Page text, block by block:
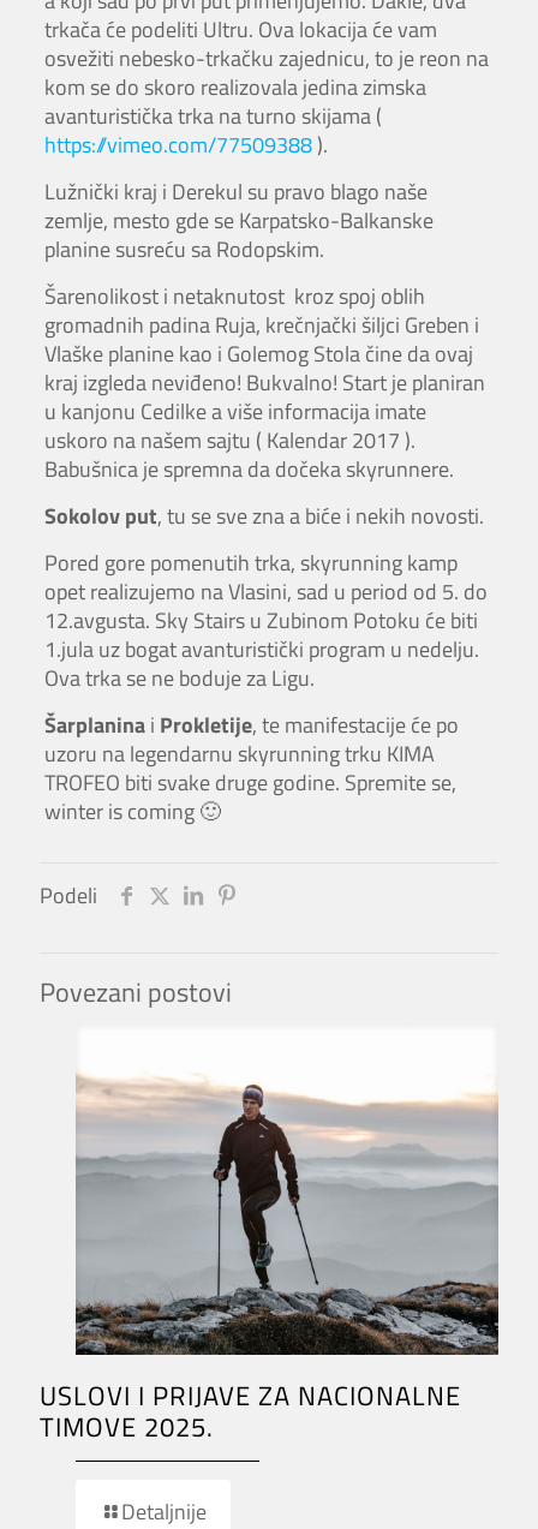
trkača će podeliti Ultru. Ova lokacija će vam
osvežiti nebesko-trkačku zajednicu, to je reon na
kom se do skoro realizovala jedina zimska
avanturistička trka na turno skijama (
https://vimeo.com/77509388).
Lužnički kraj i Derekul su pravo blago naše
zemlje, mesto gde se Karpatsko-Balkanske
planine susreću sa Rodopskim.
Šarenolikost i netaknutost kroz spoj oblih
gromadnih padina Ruja, krečnjački šiljci Greben i
Vlaške planine kao i Golemog Stola čine da ovaj
kraj izgleda neviđeno! Bukvalno! Start je planiran
u kanjonu Cedilke a više informacija imate
uskoro na našem sajtu ( Kalendar 2017 ).
Babušnica je spremna da dočeka skyrunnere.
Sokolov put, tu se sve zna a biće i nekih novosti.
Pored gore pomenutih trka, skyrunning kamp
opet realizujemo na Vlasini, sad u period od 5. do
12.avgusta. Sky Stairs u Zubinom Potoku će biti
1.jula uz bogat avanturistički program u nedelju.
Ova trka se ne boduje za Ligu.
Šarplaninai Prokletije, te manifestacije će po
uzoru na legendarnu skyrunning trku KIMA
TROFEO biti svake druge godine. Spremite se,
winter is coming 🙂
Podeli
Povezani postovi
USLOVI I PRIJAVE ZA NACIONALNE
TIMOVE 2025.
Detaljnije